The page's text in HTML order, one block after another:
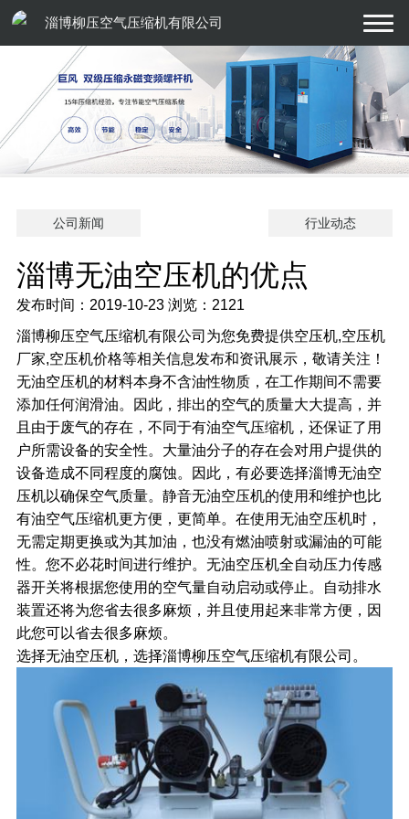
淄博柳压空气压缩机有限公司
公司新闻 行业动态
淄博无油空压机的优点
发布时间：2019-10-23 浏览：2121
淄博柳压空气压缩机有限公司为您免费提供空压机,空压机
厂家,空压机价格等相关信息发布和资讯展示，敬请关注！
无油空压机的材料本身不含油性物质，在工作期间不需要
添加任何润滑油。因此，排出的空气的质量大大提高，并
且由于废气的存在，不同于有油空气压缩机，还保证了用
户所需设备的安全性。大量油分子的存在会对用户提供的
设备造成不同程度的腐蚀。因此，有必要选择淄博无油空
压机以确保空气质量。静音无油空压机的使用和维护也比
有油空气压缩机更方便，更简单。在使用无油空压机时，
无需定期更换或为其加油，也没有燃油喷射或漏油的可能
性。您不必花时间进行维护。无油空压机全自动压力传感
器开关将根据您使用的空气量自动启动或停止。自动排水
装置还将为您省去很多麻烦，并且使用起来非常方便，因
此您可以省去很多麻烦。
选择无油空压机，选择淄博柳压空气压缩机有限公司。